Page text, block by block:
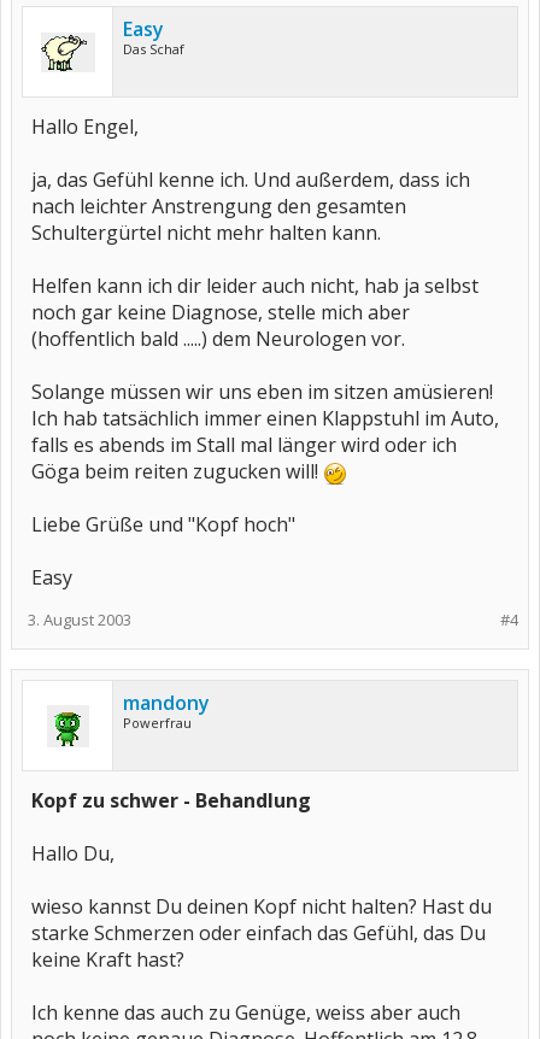
Easy
Das Schaf
Hallo Engel,
ja, das Gefühl kenne ich. Und außerdem, dass ich
nach leichter Anstrengung den gesamten
Schultergürtel nicht mehr halten kann.
Helfen kann ich dir leider auch nicht, hab ja selbst
noch gar keine Diagnose, stelle mich aber
(hoffentlich bald .....) dem Neurologen vor.
Solange müssen wir uns eben im sitzen amüsieren!
Ich hab tatsächlich immer einen Klappstuhl im Auto,
falls es abends im Stall mal länger wird oder ich
Göga beim reiten zugucken will!
Liebe Grüße und "Kopf hoch"
Easy
#4
3. August 2003
mandony
Powerfrau
Kopf zu schwer - Behandlung
Hallo Du,
wieso kannst Du deinen Kopf nicht halten? Hast du
starke Schmerzen oder einfach das Gefühl, das Du
keine Kraft hast?
Ich kenne das auch zu Genüge, weiss aber auch